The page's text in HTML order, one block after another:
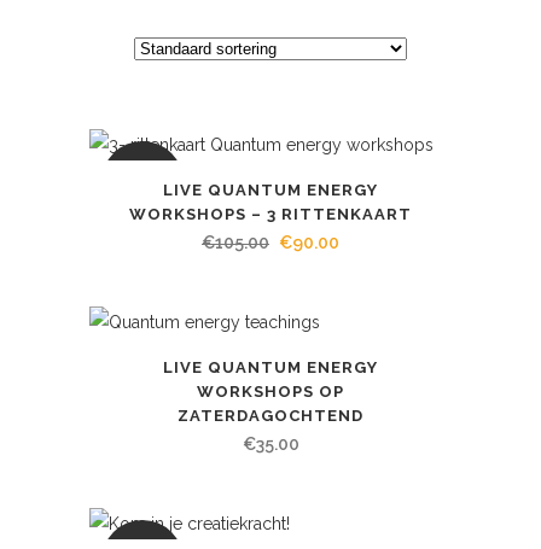
AANBIEDING
LIVE QUANTUM ENERGY
WORKSHOPS – 3 RITTENKAART
€105.00 Oorspronkelijke
€105.00.
€90.00
LIVE QUANTUM ENERGY
WORKSHOPS OP
ZATERDAGOCHTEND
€35.00